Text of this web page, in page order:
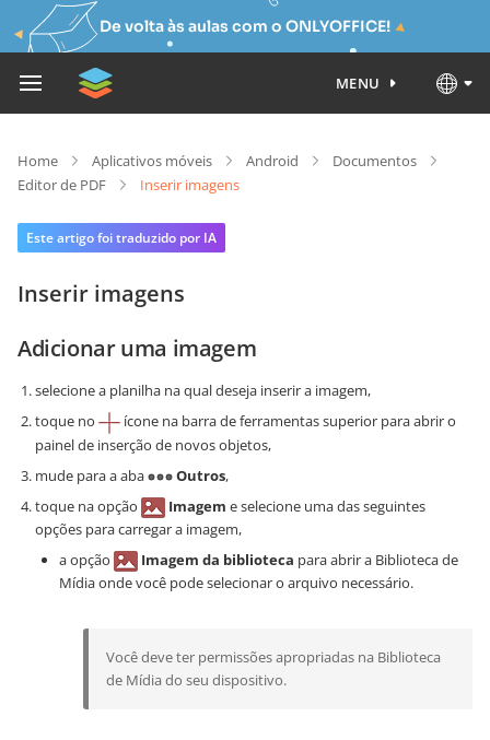
De volta às aulas com o ONLYOFFICE!
MENU
Home Aplicativos móveis Android
Documentos
Editor de PDF
Inserir imagens
Este artigo foi traduzido por IA
Inserir imagens
Adicionar uma imagem
selecione a planilha na qual deseja inserir a imagem,
toque no
ícone na barra de ferramentas superior para abrir o
painel de inserção de novos objetos,
mude para a aba
Outros,
toque na opção
Imagem e selecione uma das seguintes
opções para carregar a imagem,
a opção
Imagem da biblioteca para abrir a Biblioteca de
Mídia onde você pode selecionar o arquivo necessário.
Você deve ter permissões apropriadas na Biblioteca
de Mídia do seu dispositivo.